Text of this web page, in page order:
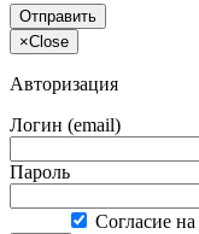
Отправить
×Close
Авторизация
Логин (email)
Пароль
Согласие на